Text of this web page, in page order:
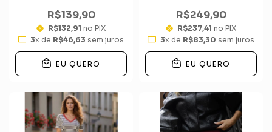
R$139,90
R$132,91 no PIX
3x de R$46,63 sem juros
EU QUERO
R$249,90
R$237,41 no PIX
3x de R$83,30 sem juros
EU QUERO